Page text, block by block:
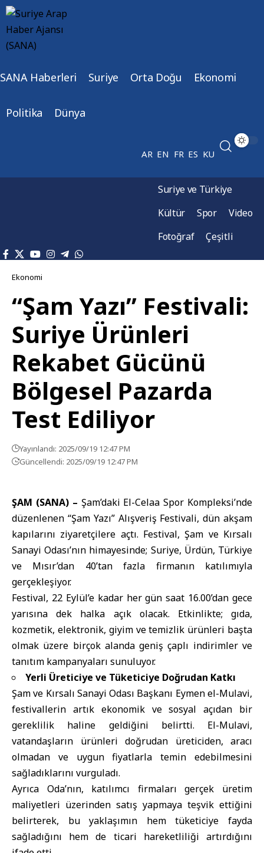
SANA Haberleri Suriye Orta Doğu Ekonomi
Politika Dünya
AR EN FR ES KU
Suriye ve Türkiye
Kültür
Spor
Video
Fotoğraf
Çeşitli
Ekonomi
“Şam Yazı” Festivali:
Suriye Ürünleri
Rekabet Gücünü
Bölgesel Pazarda
Test Ediliyor
Yayınlandı: 2025/09/19 12:47 PM
Güncellendi: 2025/09/19 12:47 PM
ŞAM (SANA) – Şam’daki El-Celaa Spor Kompleksi’nde
düzenlenen “Şam Yazı” Alışveriş Festivali, dün akşam
kapılarını ziyaretçilere açtı. Festival, Şam ve Kırsalı
Sanayi Odası’nın himayesinde; Suriye, Ürdün, Türkiye
ve Mısır’dan 40’tan fazla firmanın katılımıyla
gerçekleşiyor.
Festival, 22 Eylül’e kadar her gün saat 16.00’dan gece
yarısına dek halka açık olacak. Etkinlikte; gıda,
kozmetik, elektronik, giyim ve temizlik ürünleri başta
olmak üzere birçok alanda geniş çaplı indirimler ve
tanıtım kampanyaları sunuluyor.
Yerli Üreticiye ve Tüketiciye Doğrudan Katkı
Şam ve Kırsalı Sanayi Odası Başkanı Eymen el-Mulavi,
festivallerin artık ekonomik ve sosyal açıdan bir
gereklilik haline geldiğini belirtti. El-Mulavi,
vatandaşların ürünleri doğrudan üreticiden, aracı
olmadan ve uygun fiyatlarla temin edebilmesini
sağladıklarını vurguladı.
Ayrıca Oda’nın, katılımcı firmaları gerçek üretim
maliyetleri üzerinden satış yapmaya teşvik ettiğini
belirterek, bu yaklaşımın hem tüketiciye fayda
sağladığını hem de ticari hareketliliği artırdığını